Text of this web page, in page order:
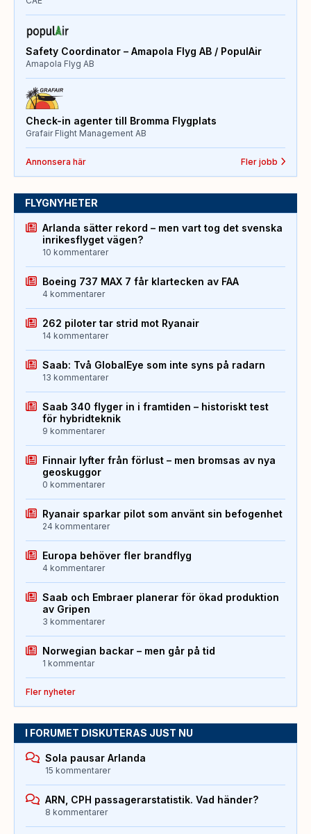
Safety Coordinator – Amapola Flyg AB / PopulAir
Amapola Flyg AB
Check-in agenter till Bromma Flygplats
Grafair Flight Management AB
Annonsera här Fler jobb
FLYGNYHETER
Arlanda sätter rekord – men vart tog det svenska
inrikesflyget vägen?
10 kommentarer
Boeing 737 MAX 7 får klartecken av FAA
4 kommentarer
262 piloter tar strid mot Ryanair
14 kommentarer
Saab: Två GlobalEye som inte syns på radarn
13 kommentarer
Saab 340 flyger in i framtiden – historiskt test
för hybridteknik
9 kommentarer
Finnair lyfter från förlust – men bromsas av nya
geoskuggor
0 kommentarer
Ryanair sparkar pilot som använt sin befogenhet
24 kommentarer
Europa behöver fler brandflyg
4 kommentarer
Saab och Embraer planerar för ökad produktion
av Gripen
3 kommentarer
Norwegian backar – men går på tid
1 kommentar
Fler nyheter
I FORUMET DISKUTERAS JUST NU
Sola pausar Arlanda
15 kommentarer
ARN, CPH passagerarstatistik. Vad händer?
8 kommentarer